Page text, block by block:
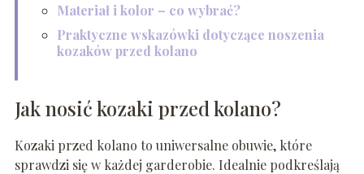
Materiał i kolor – co wybrać?
Praktyczne wskazówki dotyczące noszenia
kozaków przed kolano
Jak nosić kozaki przed kolano?
Kozaki przed kolano to uniwersalne obuwie, które
sprawdzi się w każdej garderobie. Idealnie podkreślają